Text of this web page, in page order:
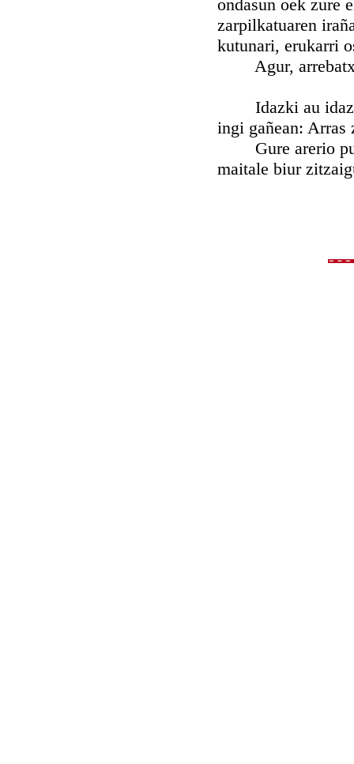
ondasun oek zure
zarpilkatuaren
kutunari, erukarri
Agur,
Idazki au
ingi gañean: Arras
Gure arerio
maitale biur